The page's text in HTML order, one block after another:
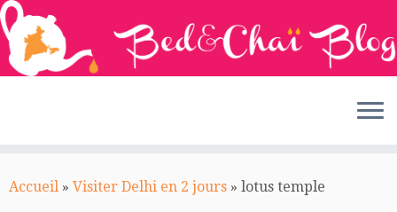
auAccueil » Visiter Delhi en 2 jours » lotus temple